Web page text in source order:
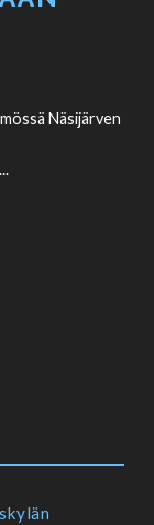
Näsijärven